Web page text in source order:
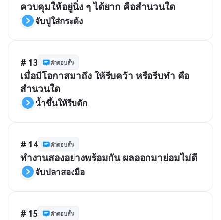
ควบคุมให้อยู่นิ่ง ๆ ได้ยาก คือสำนวนใด
จับปูใส่กระด้ง
# 13 คำตอบสั้น
เมื่อมีโอกาสมาถึง ให้รีบคว้า หรือรีบทำ คือ
สำนวนใด
น้ำขึ้นให้รีบตัก
# 14 คำตอบสั้น
ทำงานสองอย่างพร้อมกัน ผลออกมาย่อมไม่ดี
จับปลาสองมือ
# 15 คำตอบสั้น